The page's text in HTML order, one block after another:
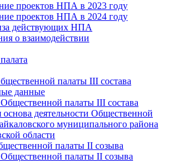
проектов НПА в 2023 году
проектов НПА в 2024 году
действующих НПА
о взаимодействии
палаты III состава
данные
палаты III состава
основа деятельности Общественной
муниципального района
области
палаты II созыва
палаты II созыва